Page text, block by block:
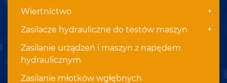
Wiertnictwo +
Zasilacze hydrauliczne do testów maszyn +
Zasilanie urządzeń i maszyn z napędem
hydraulicznym
Zasilanie młotków wgłębnych